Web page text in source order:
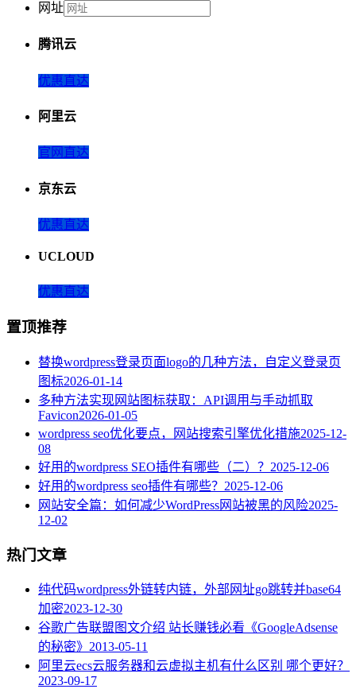
网址
腾讯云
优惠直达
阿里云
官网直达
京东云
优惠直达
UCLOUD
优惠直达
置顶推荐
替换wordpress登录页面logo的几种方法，自定义登录页
图标2026-01-14
多种方法实现网站图标获取：API调用与手动抓取
Favicon2026-01-05
wordpress seo优化要点，网站搜索引擎优化措施2025-12-
08
好用的wordpress SEO插件有哪些（二）？ 2025-12-06
好用的wordpress seo插件有哪些？ 2025-12-06
网站安全篇：如何减少WordPress网站被黑的风险2025-
12-02
热门文章
纯代码wordpress外链转内链，外部网址go跳转并base64
加密2023-12-30
谷歌广告联盟图文介绍 站长赚钱必看《GoogleAdsense
的秘密》 2013-05-11
阿里云ecs云服务器和云虚拟主机有什么区别 哪个更好？
2023-09-17